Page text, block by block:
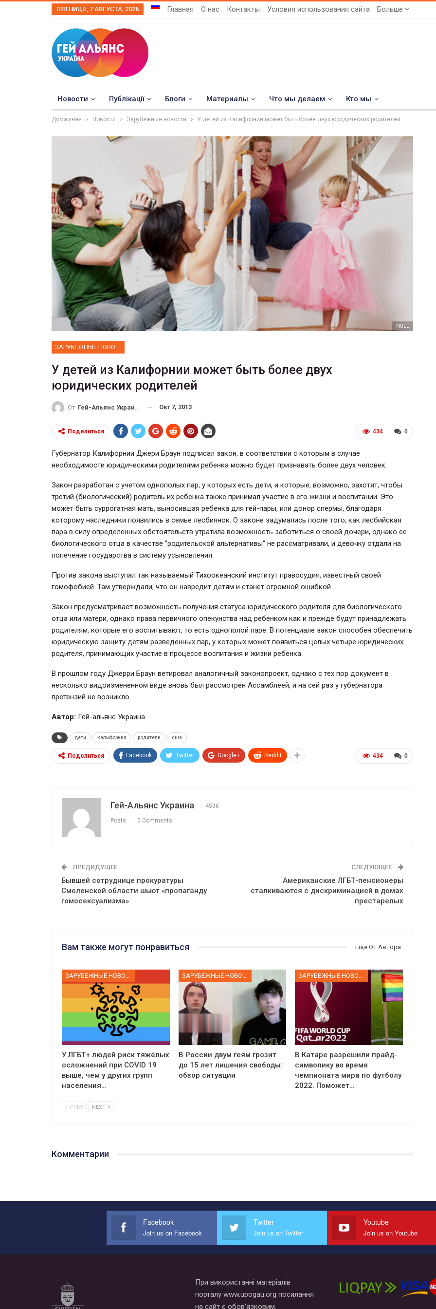
ПЯТНИЦА, 7 АВГУСТА, 2026 Главная О нас Контакты Условия использования сайта Больше
Новости Публікації Блоги Материалы Что мы делаем Кто мы
Домашняя Новости Зарубежные новости У детей из Калифорнии может быть более двух юридических родителей
NULL
ЗАРУБЕЖНЫЕ НОВОСТИ
У детей из Калифорнии может быть более двух
юридических родителей
От Гей-Альянс Украина Окт 7, 2013
0
434
Поделиться
Губернатор Калифорнии Джери Браун подписал закон, в соответствии с которым в случае
необходимости юридическими родителями ребенка можно будет признавать более двух человек.
Закон разработан с учетом однополых пар, у которых есть дети, и которые, возможно, захотят, чтобы
третий (биологический) родитель их ребенка также принимал участие в его жизни и воспитании. Это
может быть суррогатная мать, выносившая ребенка для гей-пары, или донор спермы, благодаря
которому наследники появились в семье лесбиянок. О законе задумались после того, как лесбийская
пара в силу определенных обстоятельств утратила возможность заботиться о своей дочери, однако ее
биологического отца в качестве "родительской альтернативы" не рассматривали, и девочку отдали на
попечение государства в систему усыновления.
Против закона выступал так называемый Тихоокеанский институт правосудия, известный своей
гомофобией. Там утверждали, что он навредит детям и станет огромной ошибкой.
Закон предусматривает возможность получения статуса юридического родителя для биологического
отца или матери, однако права первичного опекунства над ребенком как и прежде будут принадлежать
родителям, которые его воспитывают, то есть однополой паре. В потенциале закон способен обеспечить
юридическую защиту детям разведенных пар, у которых может появиться целых четыре юридических
родителя, принимающих участие в процессе воспитания и жизни ребенка.
В прошлом году Джерри Браун ветировал аналогичный законопроект, однако с тех пор документ в
несколько видоизмененном виде вновь был рассмотрен Ассамблеей, и на сей раз у губернатора
претензий не возникло.
Автор: Гей-альянс Украина
дети калифорния родители сша
0
434
Поделиться Facebook Twitter Google+ ReddIt
Гей-Альянс Украина 4596
Posts 0 Comments
ПРЕДИДУЩЕЕ
Бывшей сотруднице прокуратуры
Смоленской области шьют «пропаганду
гомосексуализма»
СЛЕДУЮЩЕЕ
Американские ЛГБТ-пенсионеры
сталкиваются с дискриминацией в домах
престарелых
Вам также могут понравиться Еще От Автора
ЗАРУБЕЖНЫЕ НОВОСТИ
У ЛГБТ+ людей риск тяжёлых
осложнений при COVID 19
выше, чем у других групп
населения…
ЗАРУБЕЖНЫЕ НОВОСТИ
В России двум геям грозит
до 15 лет лишения свободы:
обзор ситуации
ЗАРУБЕЖНЫЕ НОВОСТИ
В Катаре разрешили прайд-
символику во время
чемпионата мира по футболу
2022. Поможет…
PREV NEXT
Комментарии
ФОТО
Военнослужащие-трансгендеры
ГЕЙ-АЛЬЯНС УКРАИНА Июл 27, 2017
ФОТО
В Берлине отпраздновали
легализацию гей-браков
ГЕЙ-АЛЬЯНС УКРАИНА
Facebook
Join us on Facebook
Twitter
Join us on Twitter
Youtube
Join us on Youtube
При використанні матеріалів
порталу www.upogau.org посилання
на сайт є обов’язковим.